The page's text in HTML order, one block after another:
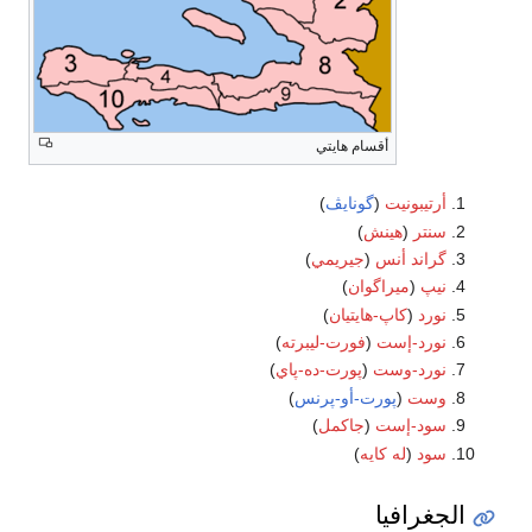
أقسام هايتي
أرتيبونيت (گونايڤ)
سنتر (هينش)
گراند أنس (جيريمي)
نيپ (ميراگوان)
نورد (كاپ-هايتيان)
نورد-إست (فورت-ليبرته)
نورد-وست (پورت-ده-پاي)
وست (پورت-أو-پرنس)
سود-إست (جاكمل)
سود (له كايه)
الجغرافيا